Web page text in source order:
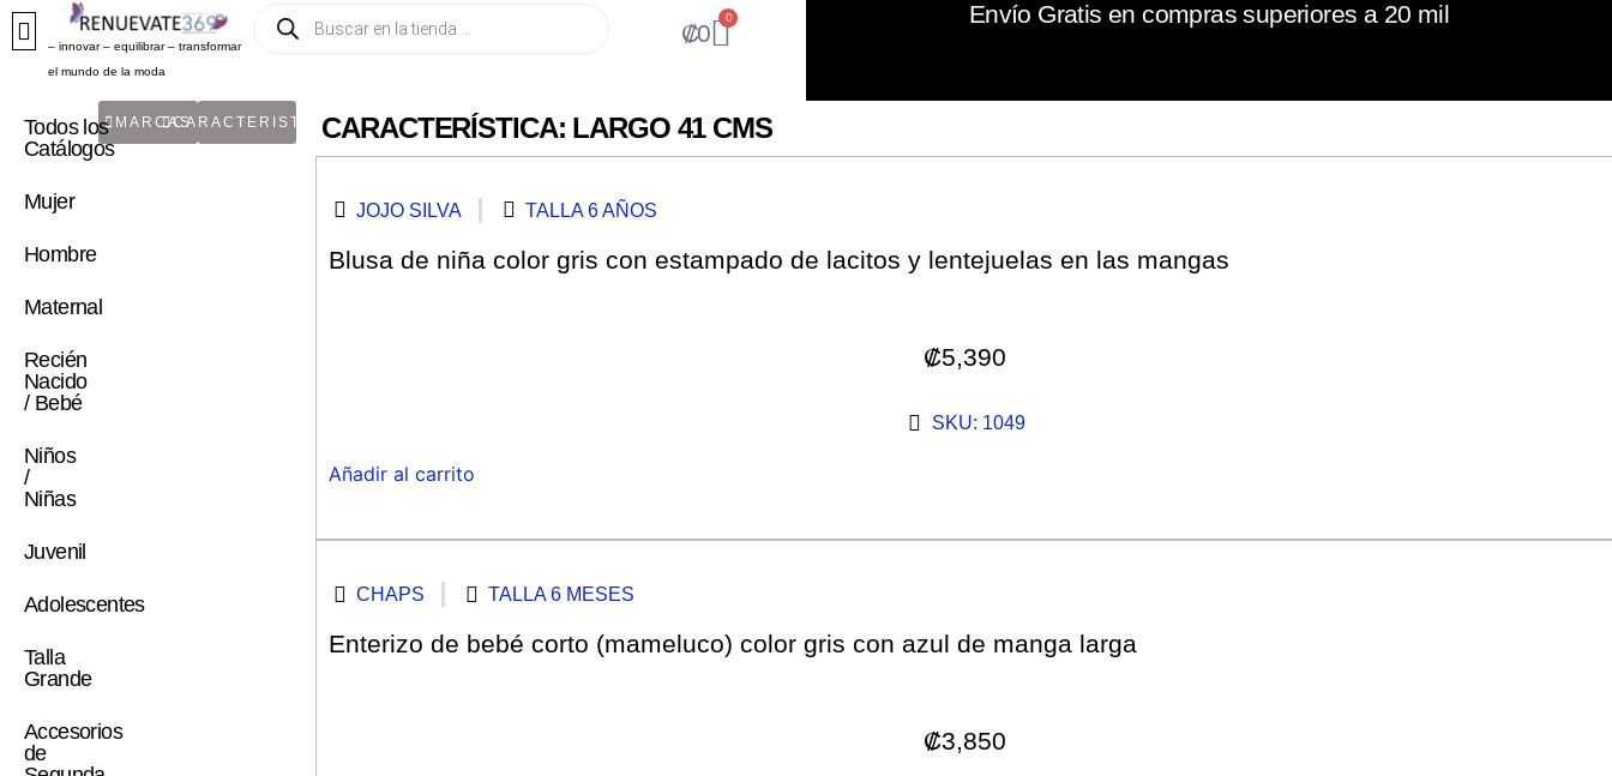
– innovar – equilibrar – transformar
el mundo de la moda
₡0
0 Envío Gratis en compras superiores a 20 mil
Todos los
Catálogos
Mujer
Hombre
Maternal
Recién
Nacido
/ Bebé
Niños
/
Niñas
Juvenil
Adolescentes
Talla
Grande
Accesorios
de
MARCASCARACTERISTICACARACTERÍSTICA: LARGO 41 CMS
JOJO SILVA TALLA 6 AÑOS
Blusa de niña color gris con estampado de lacitos y lentejuelas en las mangas
₡5,390
SKU: 1049
Añadir al carrito
CHAPS TALLA 6 MESES
Enterizo de bebé corto (mameluco) color gris con azul de manga larga
₡3,850